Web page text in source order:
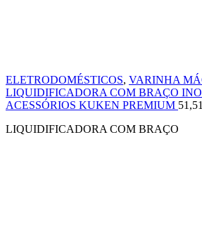
ELETRODOMÉSTICOS, VARINHA
LIQUIDIFICADORA COM BRAÇO
ACESSÓRIOS KUKEN PREMIUM 51,51
LIQUIDIFICADORA COM BRAÇO